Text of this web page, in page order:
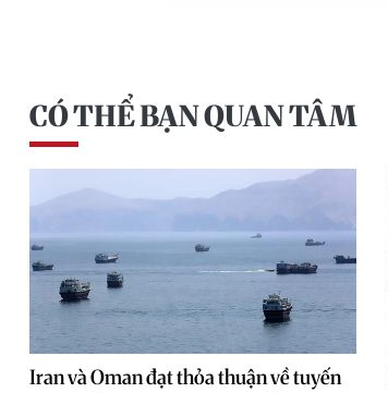
CÓ THỂ BẠN QUAN TÂM
Iran và Oman đạt thỏa thuận về tuyến